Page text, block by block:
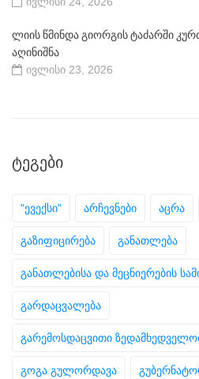
ლიის წმინდა გიორგის ტაძარში
აღინიშნა
ივლისი 23, 2026
ᲢᲔᲒᲔᲑᲘ
"ევექსი" არჩევნები აცრა
გაზიფიცირება განათლება
განათლებისა და მეცნიერების
გარდაცვალება
გარემოსდაცვითი
გოგა გულორდავა